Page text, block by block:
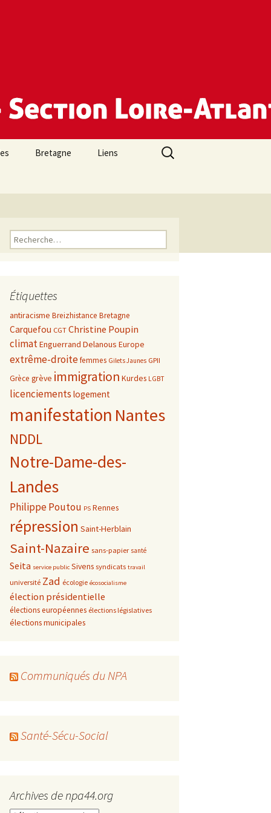
Bretagne Liens
Rechercher :
Rechercher :
Étiquettes
antiracisme Breizhistance Bretagne
Carquefou CGTChristine Poupin
climatEnguerrand Delanous Europe
extrême-droitefemmes Gilets Jaunes GPII
Grèce grève immigration Kurdes LGBT
licenciements logement
manifestation Nantes
NDDL
Notre-Dame-des-
Landes
Philippe Poutou PS Rennes
répression Saint-Herblain
Saint-Nazaire sans-papier santé
Seita service public Sivens syndicats travail
université Zad écologie écosocialisme
élection présidentielle
élections européennes élections législatives
élections municipales
Communiqués du NPA
Santé-Sécu-Social
Archives de npa44.org